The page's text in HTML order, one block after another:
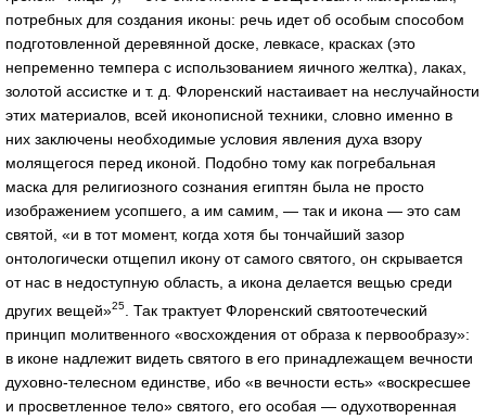
потребных для создания иконы: речь идет об особым способом
подготовленной деревянной доске, левкасе, красках (это
непременно темпера с использованием яичного желтка), лаках,
золотой ассистке и т. д. Флоренский настаивает на неслучайности
этих материалов, всей иконописной техники, словно именно в
них заключены необходимые условия явления духа взору
молящегося перед иконой. Подобно тому как погребальная
маска для религиозного сознания египтян была не просто
изображением усопшего, а им самим, — так и икона — это сам
святой, «и в тот момент, когда хотя бы тончайший зазор
онтологически отщепил икону от самого святого, он скрывается
от нас в недоступную область, а икона делается вещью среди
других вещей»25
. Так трактует Флоренский святоотеческий
принцип молитвенного «восхождения от образа к первообразу»:
в иконе надлежит видеть святого в его принадлежащем вечности
духовно-телесном единстве, ибо «в вечности есть» «воскресшее
и просветленное тело» святого, его особая — одухотворенная